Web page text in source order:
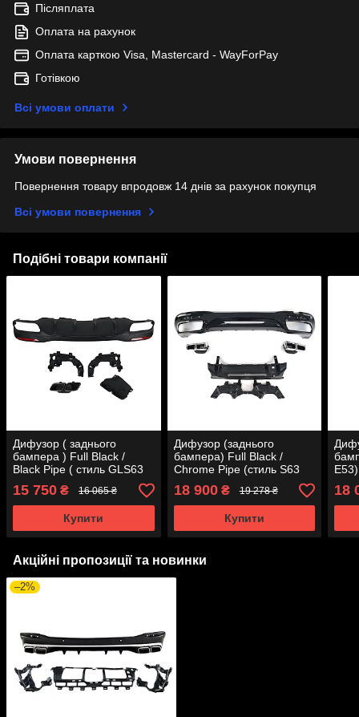
Післяплата
Оплата на рахунок
Оплата карткою Visa, Mastercard - WayForPay
Готівкою
Всі умови оплати
Умови повернення
Повернення товару впродовж 14 днів за рахунок покупця
Всі умови повернення
Подібні товари компанії
Дифузор ( заднього
бампера ) Full Black /
Black Pipe ( стиль GLS63
AMG ) на мерседес GLS-
клас X166 2015-2019 року
15 750 ₴ 16 065 ₴
Купити
Дифузор (заднього
бампера) Full Black /
Chrome Pipe (стиль S63
AMG) на Mercedes-Benz
S-Class W222 2017-2020
року
18 900₴ 19 278 ₴
Купити
18
Акційні пропозиції та новинки
–2%